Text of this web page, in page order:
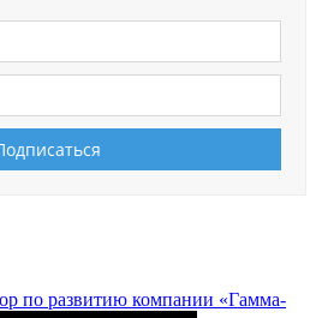
по развитию компании «Гамма-